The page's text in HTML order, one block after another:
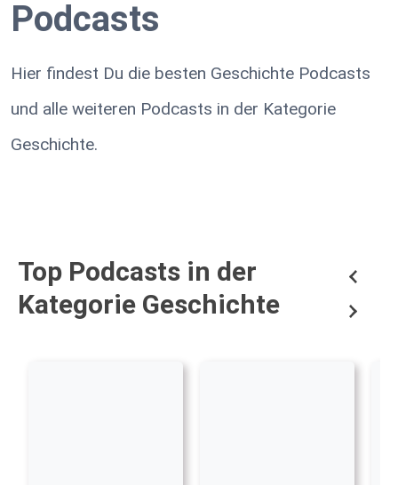
Podcasts
Hier findest Du die besten Geschichte Podcasts
und alle weiteren Podcasts in der Kategorie
Geschichte.
Top Podcasts in der
Kategorie Geschichte